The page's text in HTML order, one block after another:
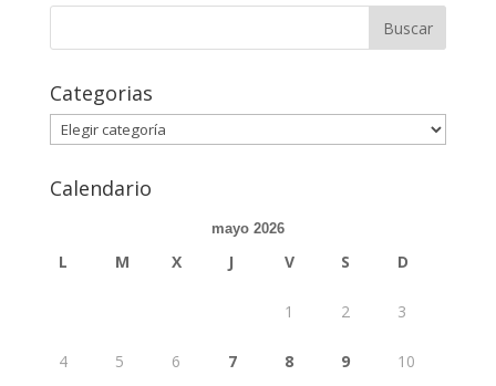
Buscar:
Categorias
Categorias
Calendario
mayo 2026
L M X J V S D
1 2 3
4 5 6 7 8 9 10